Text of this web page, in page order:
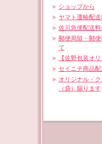
ショップから
ヤマト運輸配
佐川急便配送料
郵便局留・郵
て
【佐野包装オ
セイニチ商品
オリジナル・
（袋）賜ります